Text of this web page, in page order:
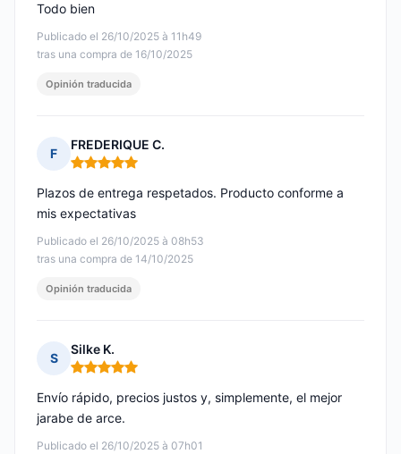
Publicado el 26/10/2025 à 11h49
tras una compra de 16/10/2025
Todo bien
Opinión traducida
F
FREDERIQUE C.
Nota: 5 de 5
Publicado el 26/10/2025 à 08h53
tras una compra de 14/10/2025
Plazos de entrega respetados. Producto conforme a
mis expectativas
Opinión traducida
S
Silke K.
Nota: 5 de 5
Publicado el 26/10/2025 à 07h01
Envío rápido, precios justos y, simplemente, el mejor
jarabe de arce.